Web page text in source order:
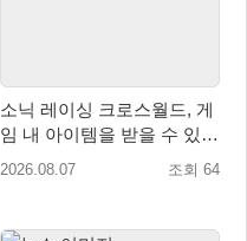
소닉 레이싱 크로스월드, 게
임 내 아이템을 받을 수 있는
‘레전드 대회 라운드 7’ 개최!
2026.08.07 조회 64